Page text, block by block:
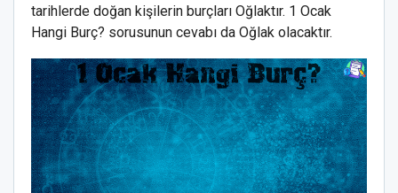
tarihlerde doğan kişilerin burçları Oğlaktır. 1 Ocak
Hangi Burç? sorusunun cevabı da Oğlak olacaktır.